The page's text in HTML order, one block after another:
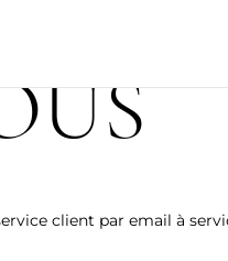
client par email à